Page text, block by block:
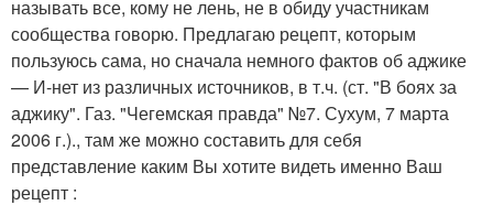
называть все, кому не лень, не в обиду участникам
сообщества говорю. Предлагаю рецепт, которым
пользуюсь сама, но сначала немного фактов об аджике
— И-нет из различных источников, в т.ч. (ст. "В боях за
аджику". Газ. "Чегемская правда" №7. Сухум, 7 марта
2006 г.)., там же можно составить для себя
представление каким Вы хотите видеть именно Ваш
рецепт :